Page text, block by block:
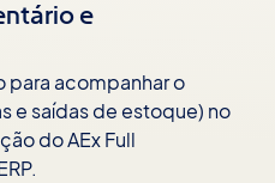
e
para acompanhar o
e saídas de estoque) no
do AEx Full